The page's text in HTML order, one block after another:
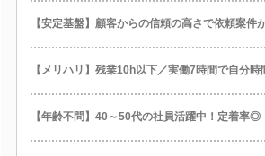
【安定基盤】顧客からの信頼の高さで依頼案件
【メリハリ】残業10h以下／実働7時間で自分時
【年齢不問】40～50代の社員活躍中！定着率◎